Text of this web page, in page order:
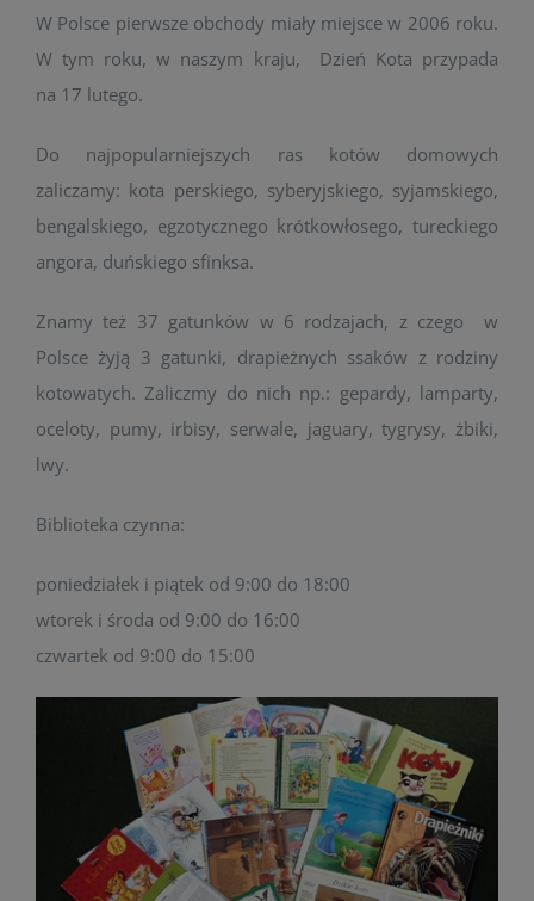
W Polsce pierwsze obchody miały miejsce w 2006 roku.
W tym roku, w naszym kraju, Dzień Kota przypada
na 17 lutego.
Do najpopularniejszych ras kotów domowych
zaliczamy: kota perskiego, syberyjskiego, syjamskiego,
bengalskiego, egzotycznego krótkowłosego, tureckiego
angora, duńskiego sfinksa.
Znamy też 37 gatunków w 6 rodzajach, z czego w
Polsce żyją 3 gatunki, drapieżnych ssaków z rodziny
kotowatych. Zaliczmy do nich np.: gepardy, lamparty,
oceloty, pumy, irbisy, serwale, jaguary, tygrysy, żbiki,
lwy.
Biblioteka czynna:
poniedziałek i piątek od 9:00 do 18:00
wtorek i środa od 9:00 do 16:00
czwartek od 9:00 do 15:00